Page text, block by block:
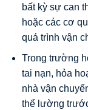
bất kỳ sự can
hoặc các cơ
quá trình vận
Trong trường
tai nạn, hỏa
nhà vận
thể lường